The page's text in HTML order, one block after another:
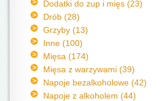
Dodatki do zup i mięs (23)
Drób (28)
Grzyby (13)
Inne (100)
Mięsa (174)
Mięsa z warzywami (39)
Napoje bezalkoholowe (42)
Napoje z alkoholem (44)